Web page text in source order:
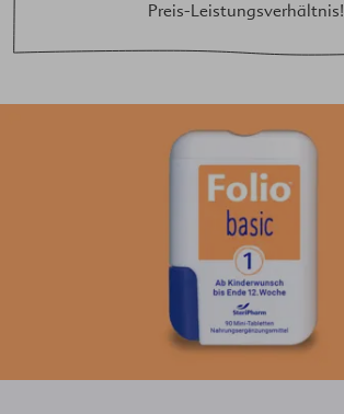
Preis-Leistungsverhältnis!